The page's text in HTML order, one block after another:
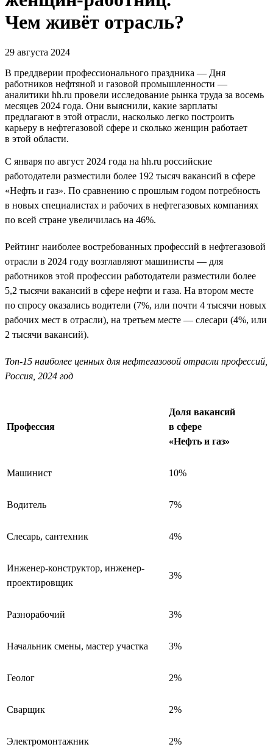
Чем живёт отрасль?
29 августа 2024
В преддверии профессионального праздника — Дня
работников нефтяной и газовой промышленности —
аналитики hh.ru провели исследование рынка труда за восемь
месяцев 2024 года. Они выяснили, какие зарплаты
предлагают в этой отрасли, насколько легко построить
карьеру в нефтегазовой сфере и сколько женщин работает
в этой области.
С января по август 2024 года на hh.ru российские
работодатели разместили более 192 тысяч вакансий в сфере
«Нефть и газ». По сравнению с прошлым годом потребность
в новых специалистах и рабочих в нефтегазовых компаниях
по всей стране увеличилась на 46%.
Рейтинг наиболее востребованных профессий в нефтегазовой
отрасли в 2024 году возглавляют машинисты — для
работников этой профессии работодатели разместили более
5,2 тысячи вакансий в сфере нефти и газа. На втором месте
по спросу оказались водители (7%, или почти 4 тысячи новых
рабочих мест в отрасли), на третьем месте — слесари (4%, или
2 тысячи вакансий).
Топ-15 наиболее ценных для нефтегазовой отрасли профессий,
Россия, 2024 год
Профессия
Доля вакансий
в сфере
«Нефть и газ»
Машинист 10%
Водитель 7%
Слесарь, сантехник 4%
Инженер-конструктор, инженер-
проектировщик
3%
Разнорабочий 3%
Начальник смены, мастер участка 3%
Геолог 2%
Сварщик 2%
Электромонтажник 2%